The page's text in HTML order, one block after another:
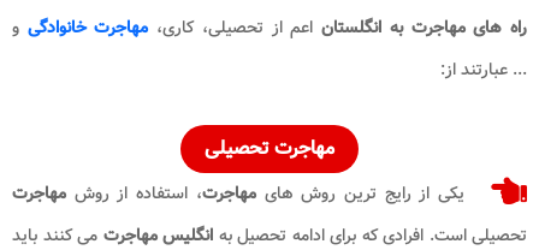
راه های مهاجرت به انگلستان اعم از تحصیلی، کاری،مهاجرت خانوادگی و
... عبارتند از:
مهاجرتتحصیلی
یکی از رایج ترین روش هایمهاجرت، استفاده از روش مهاجرت
تحصیلی است. افرادی که برای ادامه تحصیل به انگلیس مهاجرت می کنند باید